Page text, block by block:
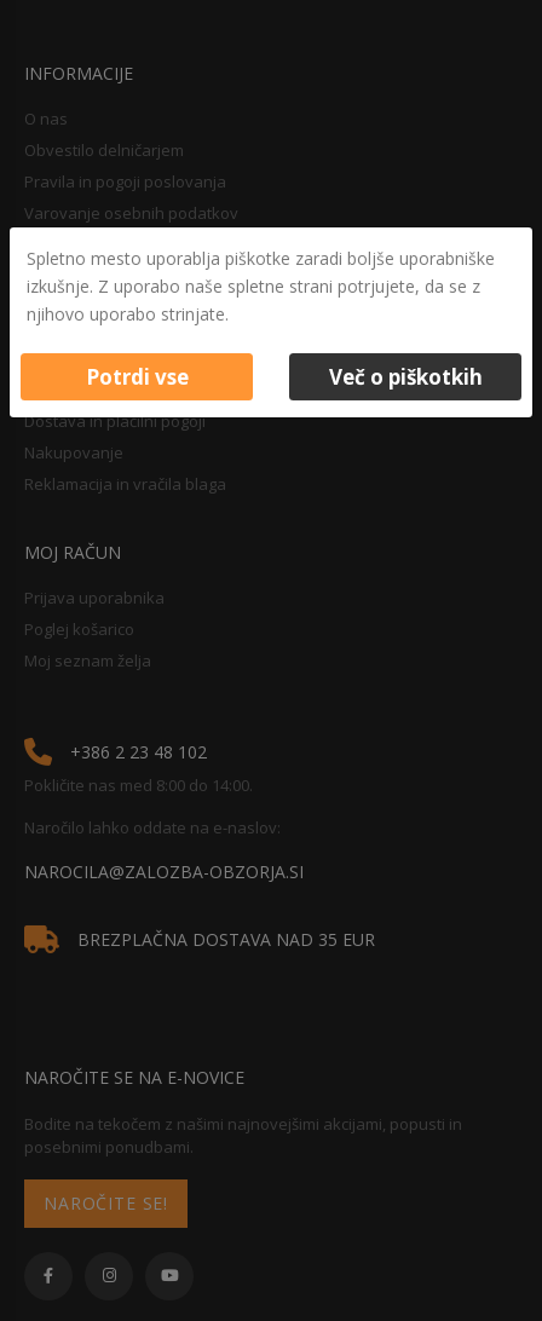
INFORMACIJE
O nas
Obvestilo delničarjem
Pravila in pogoji poslovanja
Varovanje osebnih podatkov
Pravilnik o zasebnosti
Pravno obvestilo
NAKUPOVANJE
Dostava in plačilni pogoji
Nakupovanje
Reklamacija in vračila blaga
MOJ RAČUN
Prijava uporabnika
Poglej košarico
Moj seznam želja
+386 2 23 48 102
Pokličite nas med 8:00 do 14:00.
Naročilo lahko oddate na e-naslov:
NAROCILA@ZALOZBA-OBZORJA.SI
BREZPLAČNA DOSTAVA NAD 35 EUR
NAROČITE SE NA E-NOVICE
Bodite na tekočem z našimi najnovejšimi akcijami, popusti in
posebnimi ponudbami.
NAROČITE SE!
Spletno mesto uporablja piškotke zaradi boljše uporabniške
izkušnje. Z uporabo naše spletne strani potrjujete, da se z
njihovo uporabo strinjate.
Potrdi vse Več o piškotkih